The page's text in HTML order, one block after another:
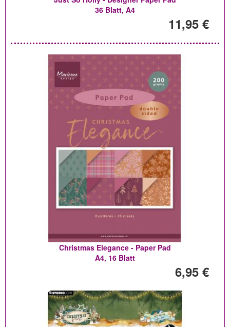
36 Blatt, A4
11,95 €
Christmas Elegance - Paper Pad
A4, 16 Blatt
6,95 €